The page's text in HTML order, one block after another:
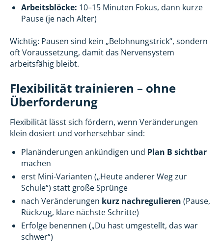
Arbeitsblöcke: 10–15 Minuten Fokus, dann kurze
Pause (je nach Alter)
Wichtig: Pausen sind kein „Belohnungstrick“, sondern
oft Voraussetzung, damit das Nervensystem
arbeitsfähig bleibt.
Flexibilität trainieren – ohne
Überforderung
Flexibilität lässt sich fördern, wenn Veränderungen
klein dosiert und vorhersehbar sind:
Planänderungen ankündigen und Plan B sichtbar
machen
erst Mini-Varianten („Heute anderer Weg zur
Schule“) statt große Sprünge
nach Veränderungen kurz nachregulieren (Pause,
Rückzug, klare nächste Schritte)
Erfolge benennen („Du hast umgestellt, das war
schwer“)